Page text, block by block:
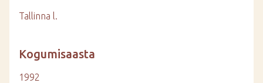
Tallinna l.
Kogumisaasta
1992